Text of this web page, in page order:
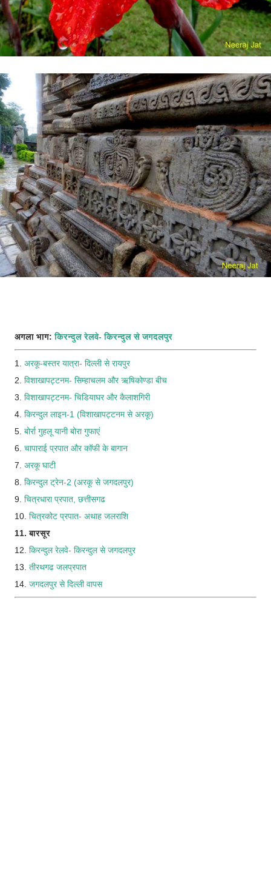
अगला भाग:किरन्दुल रेलवे- किरन्दुल से जगदलपुर
1. अरकू-बस्तर यात्रा- दिल्ली से रायपुर
2. विशाखापट्टनम- सिम्हाचलम और ऋषिकोण्डा बीच
3. विशाखापट्टनम- चिडियाघर और कैलाशगिरी
4. किरन्दुल लाइन-1 (विशाखापट्टनम से अरकू)
5. बोर्रा गुहलू यानी बोरा गुफाएं
6. चापाराई प्रपात और कॉफी के बागान
7. अरकू घाटी
8. किरन्दुल ट्रेन-2 (अरकू से जगदलपुर)
9. चित्रधारा प्रपात, छत्तीसगढ
10. चित्रकोट प्रपात- अथाह जलराशि
11. बारसूर
12. किरन्दुल रेलवे- किरन्दुल से जगदलपुर
13. तीरथगढ जलप्रपात
14. जगदलपुर से दिल्ली वापस